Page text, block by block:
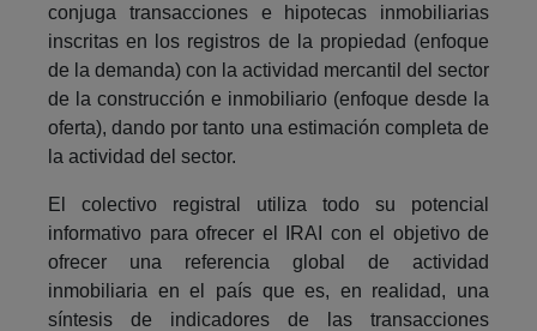
conjuga transacciones e hipotecas inmobiliarias
inscritas en los registros de la propiedad (enfoque
de la demanda) con la actividad mercantil del sector
de la construcción e inmobiliario (enfoque desde la
oferta), dando por tanto una estimación completa de
la actividad del sector.
El colectivo registral utiliza todo su potencial
informativo para ofrecer el IRAI con el objetivo de
ofrecer una referencia global de actividad
inmobiliaria en el país que es, en realidad, una
síntesis de indicadores de las transacciones